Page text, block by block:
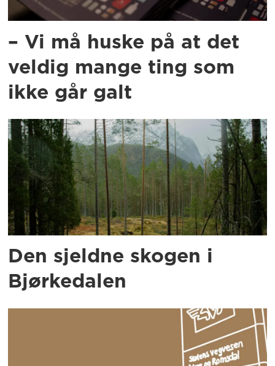
– Vi må huske på at det
veldig mange ting som
ikke går galt
Den sjeldne skogen i
Bjørkedalen